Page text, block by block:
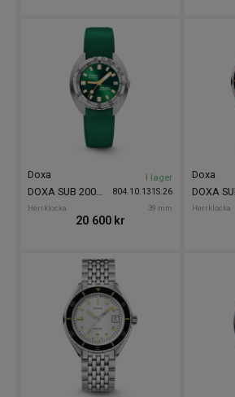
804.10.131S.26
Doxa
Herrklocka 39 mm
DOXA SUB 200T Sea Emerald 39mm
I lager
20 600 kr
Doxa
Herrklocka